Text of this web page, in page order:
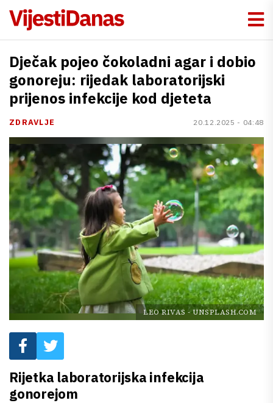
Dječak pojeo čokoladni agar i dobio
gonoreju: rijedak laboratorijski
prijenos infekcije kod djeteta
ZDRAVLJE 20.12.2025 - 04:48
LEO RIVAS -UNSPLASH.COM
Rijetka laboratorijska infekcija
gonorejom